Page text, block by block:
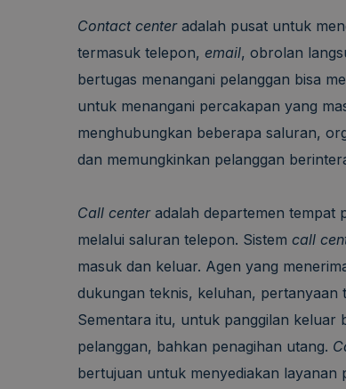
Contact centeradalah pusat untuk
termasuk telepon, email, obrolan
bertugas menangani pelanggan bisa
untuk menangani percakapan yang
menghubungkan beberapa saluran,
dan memungkinkan pelanggan
Call centeradalah departemen tempat
melalui saluran telepon. Sistem call
masuk dan keluar. Agen yang
dukungan teknis, keluhan,
Sementara itu, untuk panggilan keluar
pelanggan, bahkan penagihan utang.
bertujuan untuk menyediakan layanan